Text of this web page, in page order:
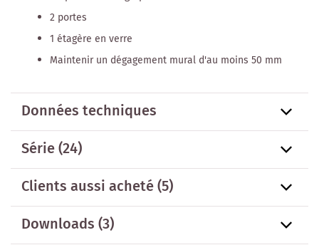
2 portes
1 étagère en verre
Maintenir un dégagement mural d'au moins 50 mm
Données techniques
Série(24)
Clients aussi acheté(5)
Downloads (3)